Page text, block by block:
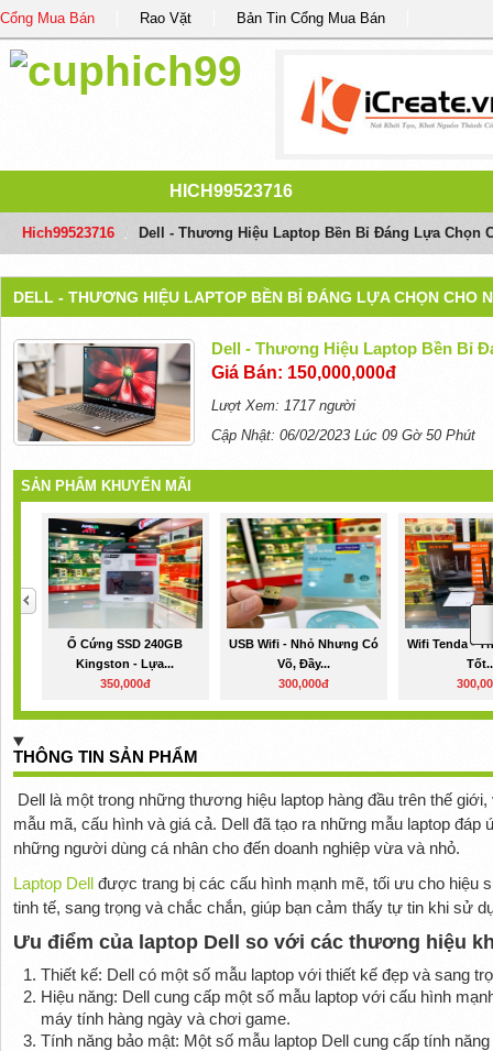
Cổng Mua Bán Rao Vặt Bản Tin Cổng Mua Bán
HICH99523716
Hich99523716 Dell - Thương Hiệu Laptop Bền Bỉ Đáng Lựa Chọn
DELL - THƯƠNG HIỆU LAPTOP BỀN BỈ ĐÁNG LỰA CHỌN CHO
Dell - Thương Hiệu Laptop Bền Bỉ
Giá Bán: 150,000,000đ
Lượt Xem: 1717 người
Cập Nhật: 06/02/2023 Lúc 09 Gờ 50 Phút
SẢN PHẨM KHUYẾN MÃI
Ổ Cứng SSD 240GB
Kingston - Lựa...
350,000đ
USB Wifi - Nhỏ Nhưng Có
Võ, Đầy...
300,000đ
Wifi Tenda -
THÔNG TIN SẢN PHẨM
Dell là một trong những thương hiệu laptop hàng đầu trên thế
mẫu mã, cấu hình và giá cả. Dell đã tạo ra những mẫu laptop
những người dùng cá nhân cho đến doanh nghiệp vừa và nhỏ.
Laptop Dellđược trang bị các cấu hình mạnh mẽ, tối ưu cho hiệu
tinh tế, sang trọng và chắc chắn, giúp bạn cảm thấy tự tin khi sử
Ưu điểm của laptop Dell so với các thương hiệu
Thiết kế: Dell có một số mẫu laptop với thiết kế đẹp và sang
Hiệu năng: Dell cung cấp một số mẫu laptop với cấu hình
máy tính hàng ngày và chơi game.
Tính năng bảo mật: Một số mẫu laptop Dell cung cấp tính